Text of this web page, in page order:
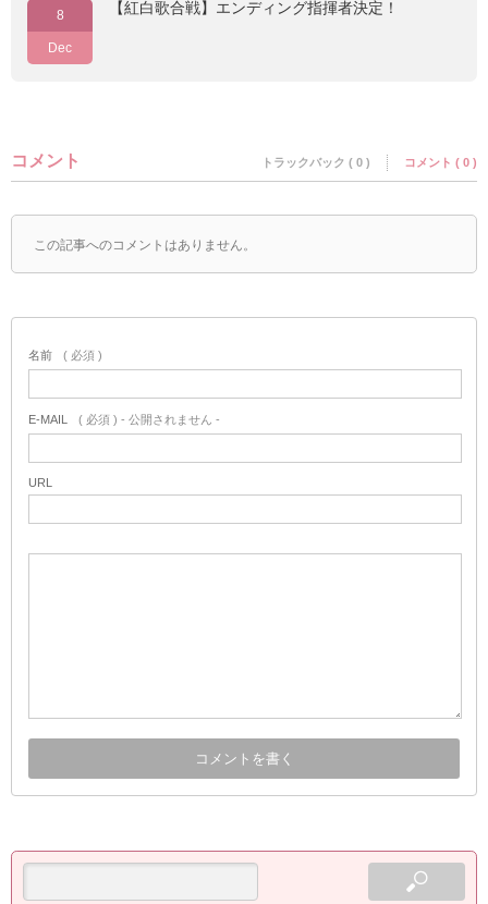
8
Dec
【紅白歌合戦】エンディング指揮者決定！
コメント トラックバック ( 0 ) コメント ( 0 )
この記事へのコメントはありません。
名前 ( 必須 )
E-MAIL ( 必須 ) - 公開されません -
URL